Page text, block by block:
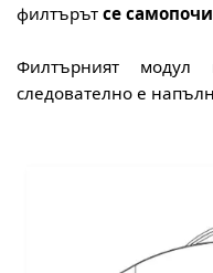
филтърът се
Филтърният модул
следователно е